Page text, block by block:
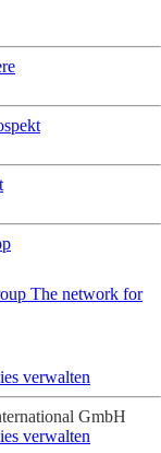
The network for
verwalten
GmbH
verwalten